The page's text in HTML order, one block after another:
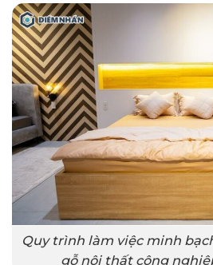
Quy trình làm việc minh
gỗ nội thất công